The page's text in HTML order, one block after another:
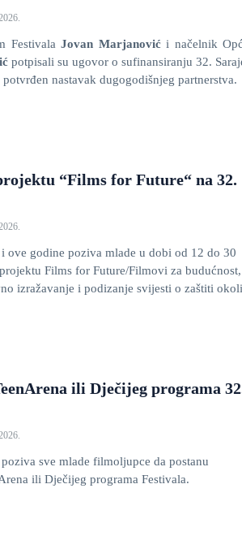
Festivala Jovan Marjanović i načelnik
potpisali su ugovor o sufinansiranju 32.
nastavak dugogodišnjeg partnerstva.
“Films for Future“ na 32.
ove godine poziva mlade u dobi od 12 do 30
Films for Future/Filmovi za budućnost,
izražavanje i podizanje svijesti o zaštiti
ili Dječijeg programa
sve mlade filmoljupce da postanu
ili Dječijeg programa Festivala.